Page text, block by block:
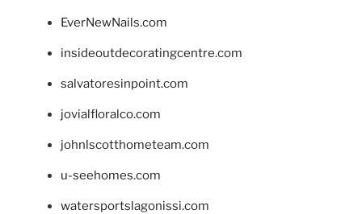
EverNewNails.com
insideoutdecoratingcentre.com
salvatoresinpoint.com
jovialfloralco.com
johnlscotthometeam.com
u-seehomes.com
watersportslagonissi.com